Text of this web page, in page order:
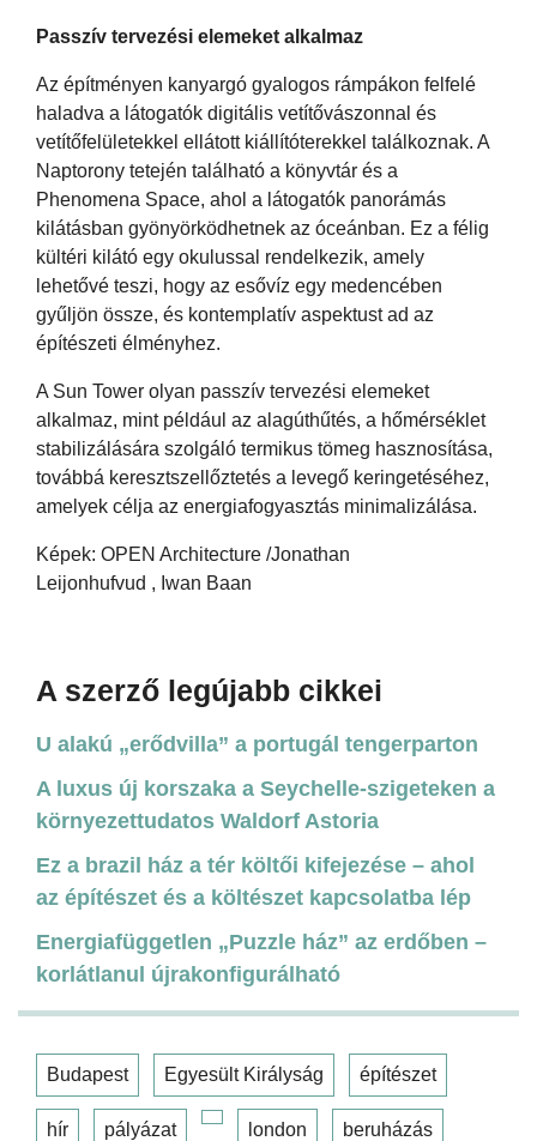
Passzív tervezési elemeket alkalmaz
Az építményen kanyargó gyalogos rámpákon felfelé
haladva a látogatók digitális vetítővászonnal és
vetítőfelületekkel ellátott kiállítóterekkel találkoznak. A
Naptorony tetején található a könyvtár és a
Phenomena Space, ahol a látogatók panorámás
kilátásban gyönyörködhetnek az óceánban. Ez a félig
kültéri kilátó egy okulussal rendelkezik, amely
lehetővé teszi, hogy az esővíz egy medencében
gyűljön össze, és kontemplatív aspektust ad az
építészeti élményhez.
A Sun Tower olyan passzív tervezési elemeket
alkalmaz, mint például az alagúthűtés, a hőmérséklet
stabilizálására szolgáló termikus tömeg hasznosítása,
továbbá keresztszellőztetés a levegő keringetéséhez,
amelyek célja az energiafogyasztás minimalizálása.
Képek: OPEN Architecture /Jonathan
Leijonhufvud , Iwan Baan
A szerző legújabb cikkei
U alakú „erődvilla” a portugál tengerparton
A luxus új korszaka a Seychelle-szigeteken a
környezettudatos Waldorf Astoria
Ez a brazil ház a tér költői kifejezése – ahol
az építészet és a költészet kapcsolatba lép
Energiafüggetlen „Puzzle ház” az erdőben –
korlátlanul újrakonfigurálható
Budapest Egyesült Királyság építészet
hír pályázat london beruházás